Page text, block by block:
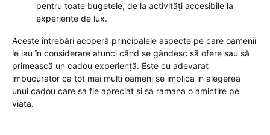
pentru toate bugetele, de la activități accesibile la
experiențe de lux.
Aceste întrebări acoperă principalele aspecte pe care oamenii
le iau în considerare atunci când se gândesc să ofere sau să
primească un cadou experiență. Este cu adevarat
imbucurator ca tot mai multi oameni se implica in alegerea
unui cadou care sa fie apreciat si sa ramana o amintire pe
viata.